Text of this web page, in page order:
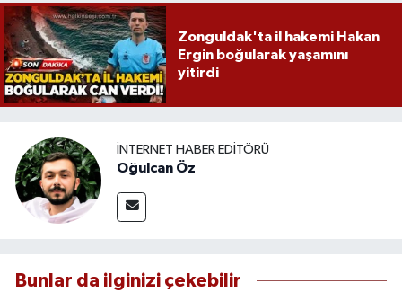
Zonguldak'ta il hakemi Hakan
Ergin boğularak yaşamını
yitirdi
İNTERNET HABER EDITÖRÜ
Oğulcan Öz
Bunlar da ilginizi çekebilir